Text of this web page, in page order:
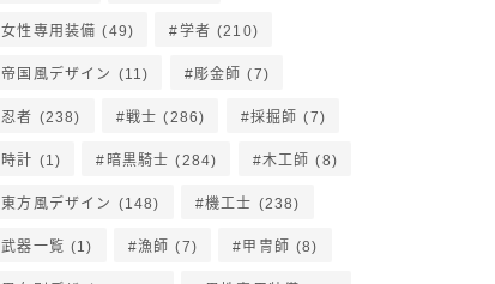
女性専用装備 (49) 学者 (210)
帝国風デザイン (11) 彫金師 (7)
忍者 (238) 戦士 (286) 採掘師 (7)
時計 (1) 暗黒騎士 (284) 木工師 (8)
東方風デザイン (148) 機工士 (238)
武器一覧 (1) 漁師 (7) 甲冑師 (8)